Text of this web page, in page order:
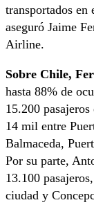
transportados en
aseguró Jaime
Airline.
Sobre Chile,
hasta 88% de
15.200
14 mil entre
Balmaceda,
Por su parte,
13.100
ciudad y